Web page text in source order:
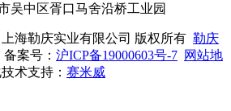
吴中区胥口马舍沿桥工业园
上海勒庆实业有限公司 版权所有 勒庆
案号： 沪ICP备19000603号-7 网站地
术支持： 赛米威